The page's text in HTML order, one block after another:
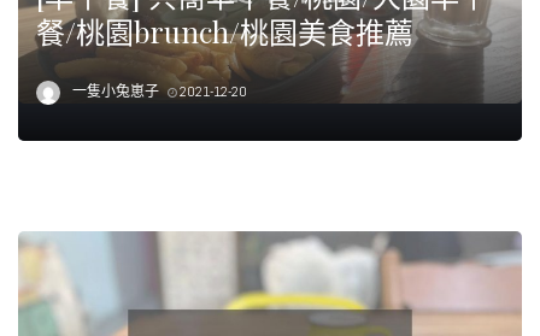
餐/桃園brunch/桃園美食推薦
一隻小兔崽子 2021-12-20